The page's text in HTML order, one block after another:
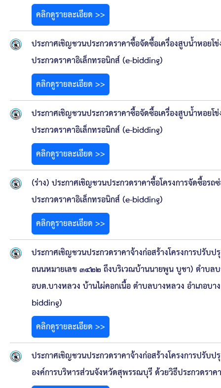
รายงานผลการจัดซื้อจัดจ้างประจำปีงบประมาณ
สรุปผลการดำเนินงานจัดซื้อจัดจ้างในรอบเดือน (สข
ประกาศผู้ชนะการเสนอราคา
ประกาศราคากลาง
ประกาศเชิญชวนประกวดราคา (e-bidding)
ยกเลิกประกาศเชิญชวน
ยกเลิกประกาศผู้ชนะ
เปลี่ยนแปลงประกาศผู้ชนะ
เปลี่ยนแปลงประกาศเชิญชวน
ประกาศขายทอดตลาดทรัพย์สินประจำปี
ประกาศกำหนดอายุการใช้งานของสินทรัพย์ขององ
คู่มือการปฏิบัติงานฝ่ายทะเบียนพัสดุและทรัพย์สิน
การประเมินความพึงพอใจของการดำเนินงาน อบจ.
ขั้นตอนและวิธีการชำระภาษีฯ
คลิกดูรายละเอียด >>
ประกาศเชิญชวนประกวดราคาซื้อจัดซื้อเครื่องสูบน้ำหอย
ประกวดราคาอิเล็กทรอนิกส์ (e-bidding)
คลิกดูรายละเอียด >>
ประกาศเชิญชวนประกวดราคาซื้อจัดซื้อเครื่องสูบน้ำหอย
ประกวดราคาอิเล็กทรอนิกส์ (e-bidding)
คลิกดูรายละเอียด >>
(ร่าง) ประกาศเชิญชวนประกวดราคาซื้อโครงการจัดซื้อ
ประกวดราคาอิเล็กทรอนิกส์ (e-bidding)
คลิกดูรายละเอียด >>
ประกาศเชิญชวนประกวดราคาจ้างก่อสร้างโครงการปรั
ถนนหมายเลข ๓๔๒๒ ถึงบริเวณบ้านนายพูน บูชา) ตำบล
อบต.บางหลวง บ้านไผ่คอกเนื้อ ตำบลบางหลวง อำเภอบ
bidding)
คลิกดูรายละเอียด >>
ประกาศเชิญชวนประกวดราคาจ้างก่อสร้างโครงการปรั
องค์การบริหารส่วนจังหวัดสุพรรณบุรี ด้วยวิธีประกวดรา